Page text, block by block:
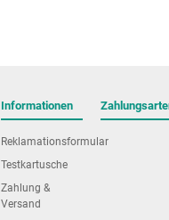
Informationen
Reklamationsformular
Testkartusche
Zahlung &
Versand